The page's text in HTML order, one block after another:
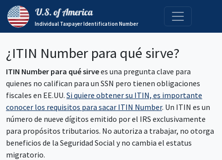
Individual Taxpayer Identification Number
¿ITIN Number para qué sirve?
ITIN Number para qué sirvees una pregunta clave para
quienes no califican para un SSN pero tienen obligaciones
fiscales en EE.UU. Si quiere obtener su ITIN, es importante
conocer los requisitos para sacar ITIN Number. Un ITIN es un
número de nueve dígitos emitido por el IRS exclusivamente
para propósitos tributarios. No autoriza a trabajar, no otorga
beneficios de la Seguridad Social y no cambia el estatus
migratorio.